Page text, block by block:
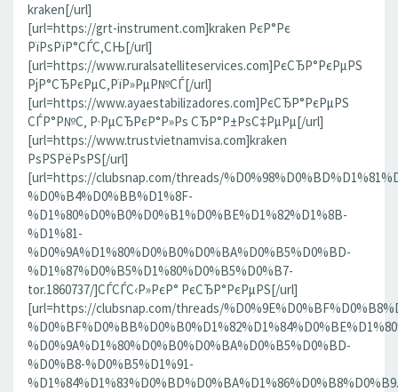
kraken[/url]
[url=https://grt-instrument.com]kraken РєР°Рє
РїРѕРїР°СЃС‚СЊ[/url]
[url=https://www.ruralsatelliteservices.com]РєСЂР°РєРµРЅ
РјР°СЂРєРµС‚РїР»РµР№СЃ[/url]
[url=https://www.ayaestabilizadores.com]РєСЂР°РєРµРЅ
СЃР°Р№С‚ Р·РµСЂРєР°Р»Рѕ СЂР°Р±РѕС‡РµРµ[/url]
[url=https://www.trustvietnamvisa.com]kraken
РѕРЅРёРѕРЅ[/url]
[url=https://clubsnap.com/threads/
%D0%B4%D0%BB%D1%8F-
%D1%80%D0%B0%D0%B1%D0%BE%D1%82%D1%8B-
%D1%81-
%D0%9A%D1%80%D0%B0%D0%BA%D0%B5%D0%BD-
%D1%87%D0%B5%D1%80%D0%B5%D0%B7-
tor.1860737/]СЃСЃС‹Р»РєР° РєСЂР°РєРµРЅ[/url]
[url=https://clubsnap.com/threads/
%D0%9A%D1%80%D0%B0%D0%BA%D0%B5%D0%BD-
%D0%B8-%D0%B5%D1%91-